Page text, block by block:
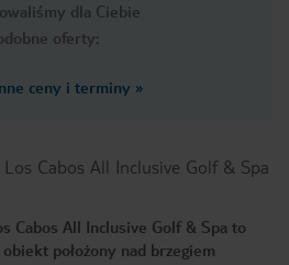
dla Ciebie
oferty:
ceny i terminy »
Cabos All Inclusive Golf & Spa
Cabos All Inclusive Golf & Spa to
położony nad brzegiem